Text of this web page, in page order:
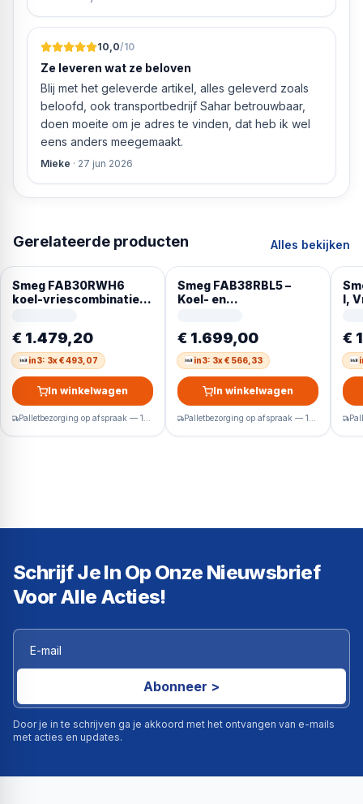
10,0/10
Ze leveren wat ze beloven
Blij met het geleverde artikel, alles geleverd zoals
beloofd, ook transportbedrijf Sahar betrouwbaar,
doen moeite om je adres te vinden, dat heb ik wel
eens anders meegemaakt.
Mieke · 27 jun 2026
Gerelateerde producten Alles bekijken
Smeg FAB30RWH6
koel-vriescombinatie
€ 1.479,20
in3: 3x € 493,07
In winkelwagen
Smeg FAB38RBL5 –
Koel- en
Zwart
€ 1.699,00
in3: 3x € 566,33
In winkelwagen
l,
€
Schrijf Je In Op Onze Nieuwsbrief
Voor Alle Acties!
Abonneer >
Door je in te schrijven ga je akkoord met het ontvangen van e-mails
met acties en updates.